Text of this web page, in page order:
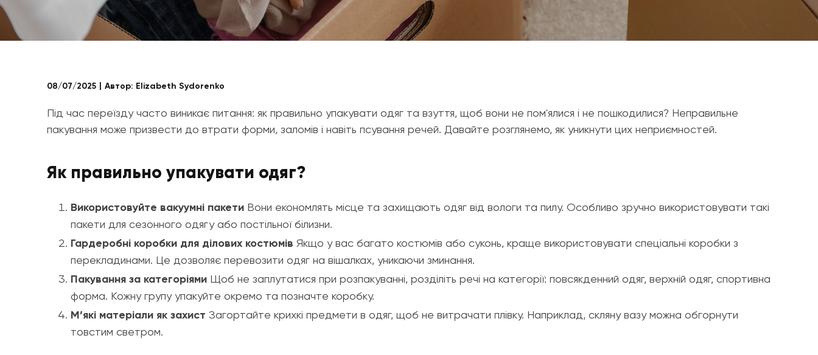
08/07/2025 Автор: Elizabeth Sydorenko
Під час переїзду часто виникає питання: як правильно упакувати одяг та взуття, щоб вони не пом'ялися і не пошкодилися? Неправильне
пакування може призвести до втрати форми, заломів і навіть псування речей. Давайте розглянемо, як уникнути цих неприємностей.
Як правильно упакувати одяг?
Використовуйте вакуумні пакети Вони економлять місце та захищають одяг від вологи та пилу. Особливо зручно використовувати такі
пакети для сезонного одягу або постільної білизни.
Гардеробні коробки для ділових костюмів Якщо у вас багато костюмів або суконь, краще використовувати спеціальні коробки з
перекладинами. Це дозволяє перевозити одяг на вішалках, уникаючи зминання.
Пакування за категоріями Щоб не заплутатися при розпакуванні, розділіть речі на категорії: повсякденний одяг, верхній одяг, спортивна
форма. Кожну групу упакуйте окремо та позначте коробку.
М’які матеріали як захист Загортайте крихкі предмети в одяг, щоб не витрачати плівку. Наприклад, скляну вазу можна обгорнути
товстим светром.